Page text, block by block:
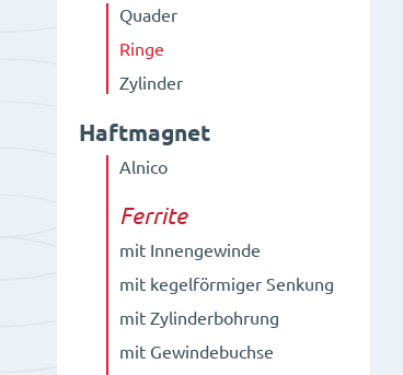
Quader
Ringe
Zylinder
Haftmagnet
Alnico
Ferrite
mit Innengewinde
mit kegelförmiger Senkung
mit Zylinderbohrung
mit Gewindebuchse